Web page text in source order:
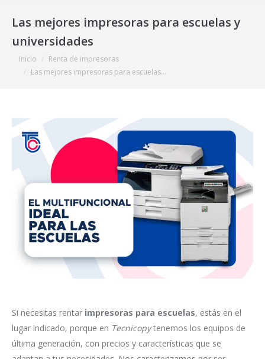
Las mejores impresoras para escuelas y
universidades
Estás aquí:
Inicio
Renta de impresoras
Las mejores impresoras para escuelas…
Si necesitas rentar impresoras para escuelas, estás en el
lugar indicado, porque en Tecnicopytenemos los equipos de
última generación, con precios y características que se